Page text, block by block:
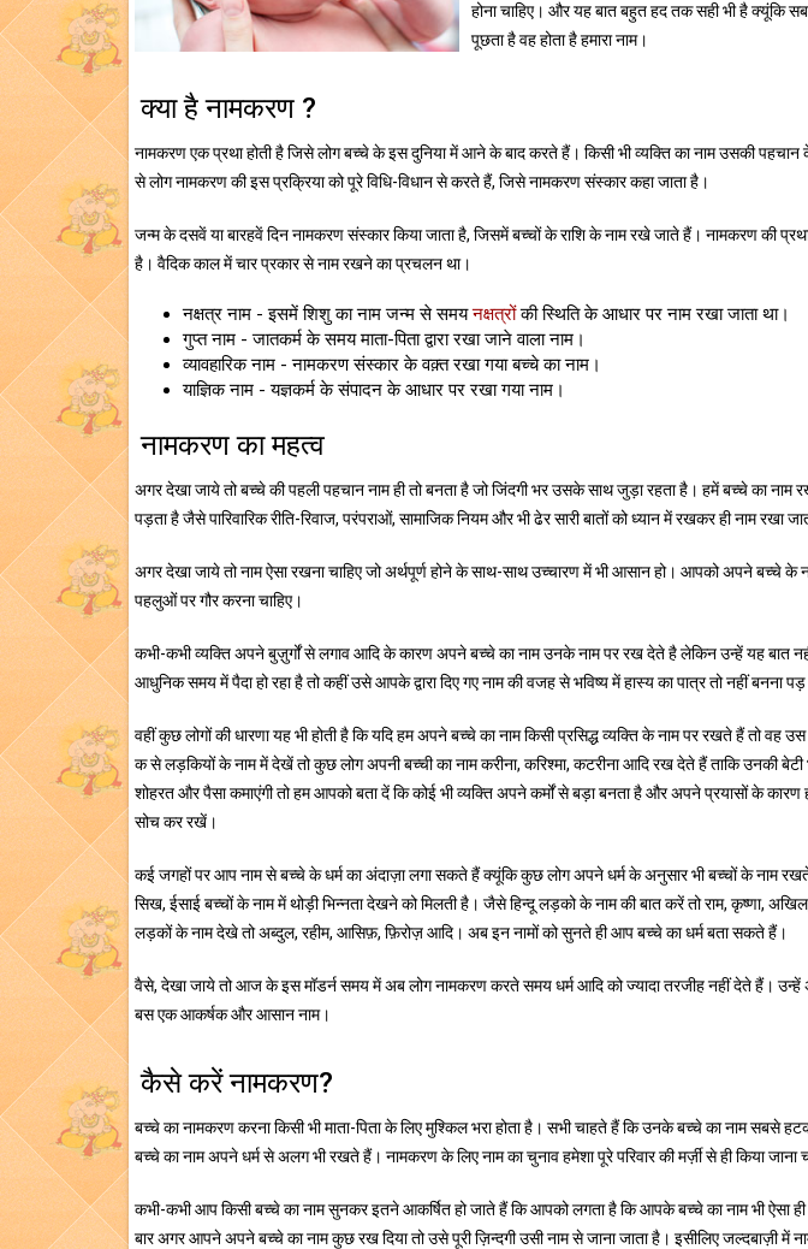
होना चाहिए। और यह बात बहुत हद तक सही भी है क्यूंकि
पूछता है वह होता है हमारा नाम।
क्या है नामकरण ?
नामकरण एक प्रथा होती है जिसे लोग बच्चे के इस दुनिया में आने के बाद करते हैं। किसी भी व्यक्ति का नाम उसकी पहचान
से लोग नामकरण की इस प्रक्रिया को पूरे विधि-विधान से करते हैं, जिसे नामकरण संस्कार कहा जाता है।
जन्म के दसवें या बारहवें दिन नामकरण संस्कार किया जाता है, जिसमें बच्चों के राशि के नाम रखे जाते हैं। नामकरण की
है। वैदिक काल में चार प्रकार से नाम रखने का प्रचलन था।
नक्षत्र नाम - इसमें शिशु का नाम जन्म से समयनक्षत्रोंकी स्थिति के आधार पर नाम रखा जाता था।
गुप्त नाम - जातकर्म के समय माता-पिता द्वारा रखा जाने वाला नाम।
व्यावहारिक नाम - नामकरण संस्कार के वक़्त रखा गया बच्चे का नाम।
याज्ञिक नाम - यज्ञकर्म के संपादन के आधार पर रखा गया नाम।
नामकरण का महत्व
अगर देखा जाये तो बच्‍चे की पहली पहचान नाम ही तो बनता है जो जिंदगी भर उसके साथ जुड़ा रहता है। हमें बच्‍चे का
पड़ता है जैसे पारिवारिक रीति-रिवाज, परंपराओं, सामाजिक नियम और भी ढेर सारी बातों को ध्यान में रखकर ही नाम रखा
अगर देखा जाये तो नाम ऐसा रखना चाहिए जो अर्थपूर्ण होने के साथ-साथ उच्‍च‍ारण में भी आसान हो। आपको अपने बच्‍चे के
पहलुओं पर गौर करना चाहिए।
कभी-कभी व्यक्ति अपने बुज़ुर्गों से लगाव आदि के कारण अपने बच्चे का नाम उनके नाम पर रख देते है लेकिन उन्हें यह बात
आधुनिक समय में पैदा हो रहा है तो कहीं उसे आपके द्वारा दिए गए नाम की वजह से भविष्य में हास्य का पात्र तो नहीं बनना
वहीं कुछ लोगों की धारणा यह भी होती है कि यदि हम अपने बच्चे का नाम किसी प्रसिद्ध व्यक्ति के नाम पर रखते हैं तो वह उस
क से लड़कियों के नाम में देखें तो कुछ लोग अपनी बच्ची का नाम करीना, करिश्मा, कटरीना आदि रख देते हैं ताकि उनकी बेटी
शोहरत और पैसा कमाएंगी तो हम आपको बता दें कि कोई भी व्यक्ति अपने कर्मों से बड़ा बनता है और अपने प्रयासों के कारण
सोच कर रखें।
कई जगहों पर आप नाम से बच्चे के धर्म का अंदाज़ा लगा सकते हैं क्यूंकि कुछ लोग अपने धर्म के अनुसार भी बच्चों के नाम रखते
सिख, ईसाई बच्चों के नाम में थोड़ी भिन्नता देखने को मिलती है। जैसे हिन्दू लड़को के नाम की बात करें तो राम, कृष्णा,
लड़कों के नाम देखे तो अब्दुल, रहीम, आसिफ़, फ़िरोज़ आदि। अब इन नामों को सुनते ही आप बच्चे का धर्म बता सकते हैं।
वैसे, देखा जाये तो आज के इस मॉडर्न समय में अब लोग नामकरण करते समय धर्म आदि को ज्यादा तरजीह नहीं देते हैं। उन्हें
बस एक आकर्षक और आसान नाम।
कैसे करें नामकरण?
बच्‍चे का नामकरण करना किसी भी माता-पिता के लिए मुश्किल भरा होता है। सभी चाहते हैं कि उनके बच्चे का नाम
बच्चे का नाम अपने धर्म से अलग भी रखते हैं। नामकरण के लिए नाम का चुनाव हमेशा पूरे परिवार की मर्ज़ी से ही किया जाना
कभी-कभी आप किसी बच्चे का नाम सुनकर इतने आकर्षित हो जाते हैं कि आपको लगता है कि आपके बच्चे का नाम भी ऐसा ही
बार अगर आपने अपने बच्चे का नाम कुछ रख दिया तो उसे पूरी ज़िन्दगी उसी नाम से जाना जाता है। इसीलिए जल्दबाज़ी में